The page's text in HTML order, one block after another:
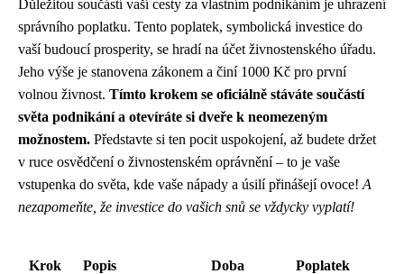
Důležitou součástí vaší cesty za vlastním podnikáním je uhrazení
správního poplatku. Tento poplatek, symbolická investice do
vaší budoucí prosperity, se hradí na účet živnostenského úřadu.
Jeho výše je stanovena zákonem a činí 1000 Kč pro první
volnou živnost. Tímto krokem se oficiálně stáváte součástí
světa podnikání a otevíráte si dveře k neomezeným
možnostem. Představte si ten pocit uspokojení, až budete držet
v ruce osvědčení o živnostenském oprávnění – to je vaše
vstupenka do světa, kde vaše nápady a úsilí přinášejí ovoce! A
nezapomeňte, že investice do vašich snů se vždycky vyplatí!
Krok Popis
Doba
Poplatek